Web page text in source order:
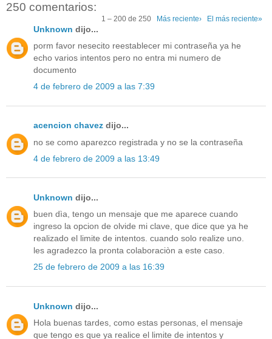
250 comentarios:
1 – 200 de 250 Más reciente› El más reciente»
Unknown dijo...
porm favor nesecito reestablecer mi contraseña ya he
echo varios intentos pero no entra mi numero de
documento
4 de febrero de 2009 a las 7:39
acencion chavez dijo...
no se como aparezco registrada y no se la contraseña
4 de febrero de 2009 a las 13:49
Unknown dijo...
buen dìa, tengo un mensaje que me aparece cuando
ingreso la opcion de olvide mi clave, que dice que ya he
realizado el limite de intentos. cuando solo realize uno.
les agradezco la pronta colaboraciòn a este caso.
25 de febrero de 2009 a las 16:39
Unknown dijo...
Hola buenas tardes, como estas personas, el mensaje
que tengo es que ya realice el limite de intentos y